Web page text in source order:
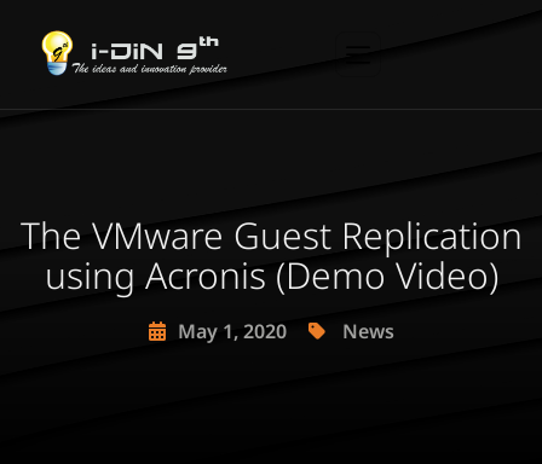
The VMware Guest Replication
using Acronis (Demo Video)
May 1, 2020 News